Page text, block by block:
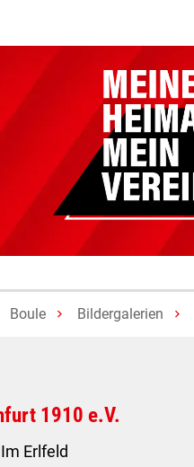
Boule Bildergalerien
1910 e.V.
Erlfeld